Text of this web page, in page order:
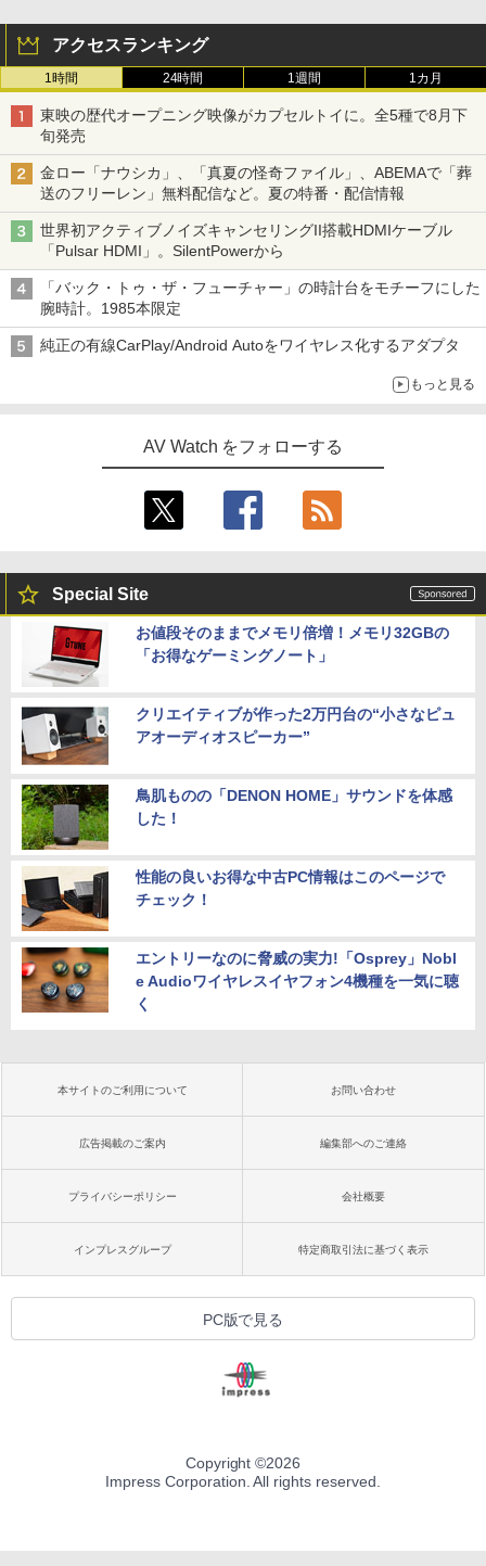
アクセスランキング
1時間 24時間 1週間 1カ月
東映の歴代オープニング映像がカプセルトイに。全5種で8月下
旬発売
金ロー「ナウシカ」、「真夏の怪奇ファイル」、ABEMAで「葬
送のフリーレン」無料配信など。夏の特番・配信情報
世界初アクティブノイズキャンセリングII搭載HDMIケーブル
「Pulsar HDMI」。SilentPowerから
「バック・トゥ・ザ・フューチャー」の時計台をモチーフにした
腕時計。1985本限定
純正の有線CarPlay/Android Autoをワイヤレス化するアダプタ
もっと見る
AV Watch をフォローする
Special Site
お値段そのままでメモリ倍増！メモリ32GBの
「お得なゲーミングノート」
クリエイティブが作った2万円台の“小さなピュ
アオーディオスピーカー”
鳥肌ものの「DENON HOME」サウンドを体感
した！
性能の良いお得な中古PC情報はこのページで
チェック！
エントリーなのに脅威の実力!「Osprey」Nobl
e Audioワイヤレスイヤフォン4機種を一気に聴
く
本サイトのご利用について お問い合わせ
広告掲載のご案内 編集部へのご連絡
プライバシーポリシー 会社概要
インプレスグループ 特定商取引法に基づく表示
PC版で見る
Copyright ©2026
Impress Corporation. All rights reserved.